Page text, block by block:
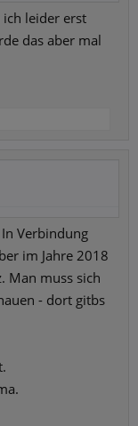
ich leider erst
das aber mal
Verbindung
im Jahre 2018
Man muss sich
- dort gitbs